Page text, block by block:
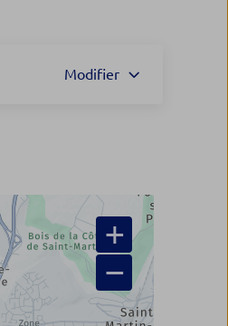
Modifier
+
−